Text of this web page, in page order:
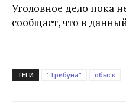
Уголовное дело пока
сообщает, что в
ТЕГИ "Трибуна" обыск